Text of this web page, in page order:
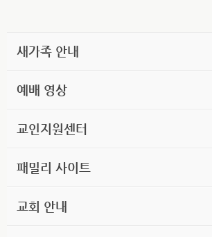
새가족 안내
예배 영상
교인지원센터
패밀리 사이트
교회 안내